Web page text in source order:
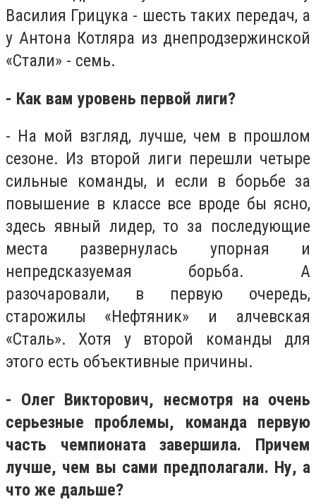
Василия Грицука - шесть таких передач, а
у Антона Котляра из днепродзержинской
«Стали» - семь.
- Как вам уровень первой лиги?
- На мой взгляд, лучше, чем в прошлом
сезоне. Из второй лиги перешли четыре
сильные команды, и если в борьбе за
повышение в классе все вроде бы ясно,
здесь явный лидер, то за последующие
места развернулась упорная и
непредсказуемая борьба. А
разочаровали, в первую очередь,
старожилы «Нефтяник» и алчевская
«Сталь». Хотя у второй команды для
этого есть объективные причины.
- Олег Викторович, несмотря на очень
серьезные проблемы, команда первую
часть чемпионата завершила. Причем
лучше, чем вы сами предполагали. Ну, а
что же дальше?